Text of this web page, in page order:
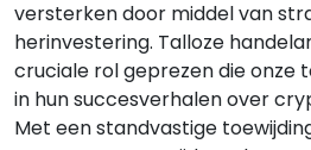
versterken door middel van
herinvestering. Talloze
cruciale rol geprezen die onze
in hun succesverhalen over
Met een standvastige